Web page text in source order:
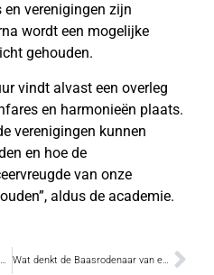
verenigingen zijn
wordt een mogelijke
gehouden.
vindt alvast een overleg
en harmonieën plaats.
verenigingen kunnen
en hoe de
van onze
aldus de academie.
Senioren organiseren ontmoeting met de burgemeester Wat denkt de Baasrodenaar van een vernieuwd dorpsplein?